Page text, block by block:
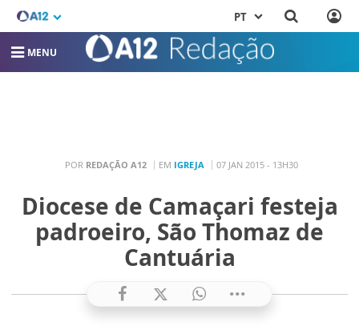
PT
MENU
POR REDAÇÃO A12 EM IGREJA 07 JAN 2015 - 13H30
Diocese de Camaçari festeja
padroeiro, São Thomaz de
Cantuária